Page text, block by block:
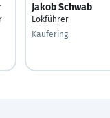
Jakob Schwab
Lokführer
Kaufering